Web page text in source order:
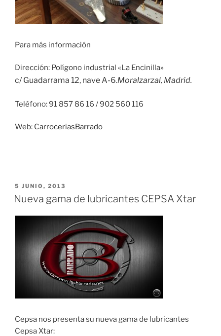
Para más información
Dirección: Polígono industrial «La Encinilla»
c/ Guadarrama 12, nave A-6.Moralzarzal, Madrid.
Teléfono: 91 857 86 16 / 902 560 116
Web: CarroceriasBarrado
PUBLICADO
EL
5 JUNIO, 2013
Nueva gama de lubricantes CEPSA Xtar
Cepsa nos presenta su nueva gama de lubricantes
Cepsa Xtar: